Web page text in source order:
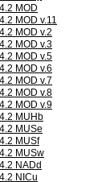
MOD
MOD v.11
MOD v.2
MOD v.3
MOD v.5
MOD v.6
MOD v.7
MOD v.8
MOD v.9
MUHb
MUSe
MUSf
MUSw
NADd
NICu